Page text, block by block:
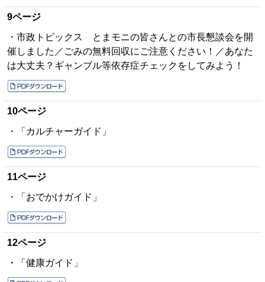
9ページ
・市政トピックス とまモニの皆さんとの市長懇談会を開
催しました／ごみの無料回収にご注意ください！／あなた
は大丈夫？ギャンブル等依存症チェックをしてみよう！
10ページ
・「カルチャーガイド」
11ページ
・「おでかけガイド」
12ページ
・「健康ガイド」